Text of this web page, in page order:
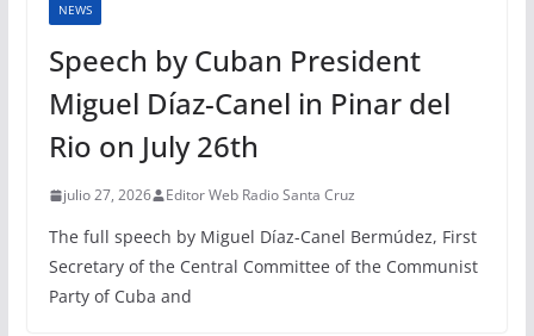
NEWS
Speech by Cuban President
Miguel Díaz-Canel in Pinar del
Rio on July 26th
julio 27, 2026 Editor Web Radio Santa Cruz
The full speech by Miguel Díaz-Canel Bermúdez, First
Secretary of the Central Committee of the Communist
Party of Cuba and